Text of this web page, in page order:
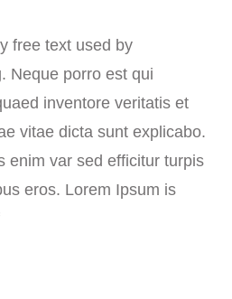
free text used by
Neque porro est qui
inventore veritatis et
vitae dicta sunt explicabo.
enim var sed efficitur turpis
eros. Lorem Ipsum is